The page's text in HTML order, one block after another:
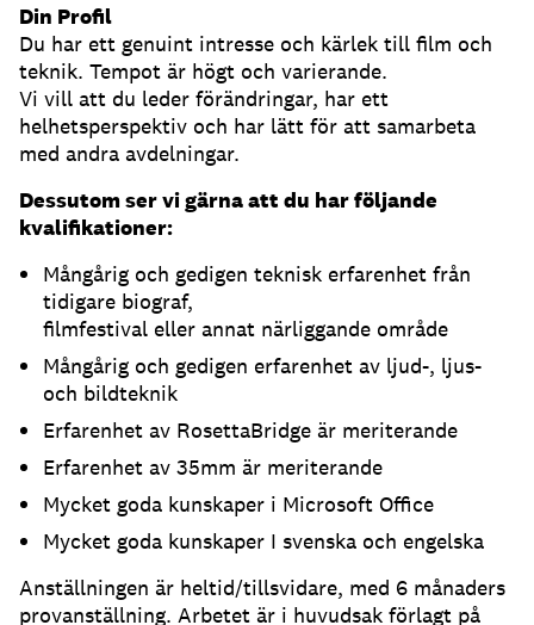
Din Profil
Du har ett genuint intresse och kärlek till film och
teknik. Tempot är högt och varierande.
Vi vill att du leder förändringar, har ett
helhetsperspektiv och har lätt för att samarbeta
med andra avdelningar.
Dessutom ser vi gärna att du har följande
kvalifikationer:
Mångårig och gedigen teknisk erfarenhet från
tidigare biograf,
filmfestival eller annat närliggande område
Mångårig och gedigen erfarenhet av ljud-, ljus-
och bildteknik
Erfarenhet av RosettaBridge är meriterande
Erfarenhet av 35mm är meriterande
Mycket goda kunskaper i Microsoft Office
Mycket goda kunskaper I svenska och engelska
Anställningen är heltid/tillsvidare, med 6 månaders
provanställning. Arbetet är i huvudsak förlagt på